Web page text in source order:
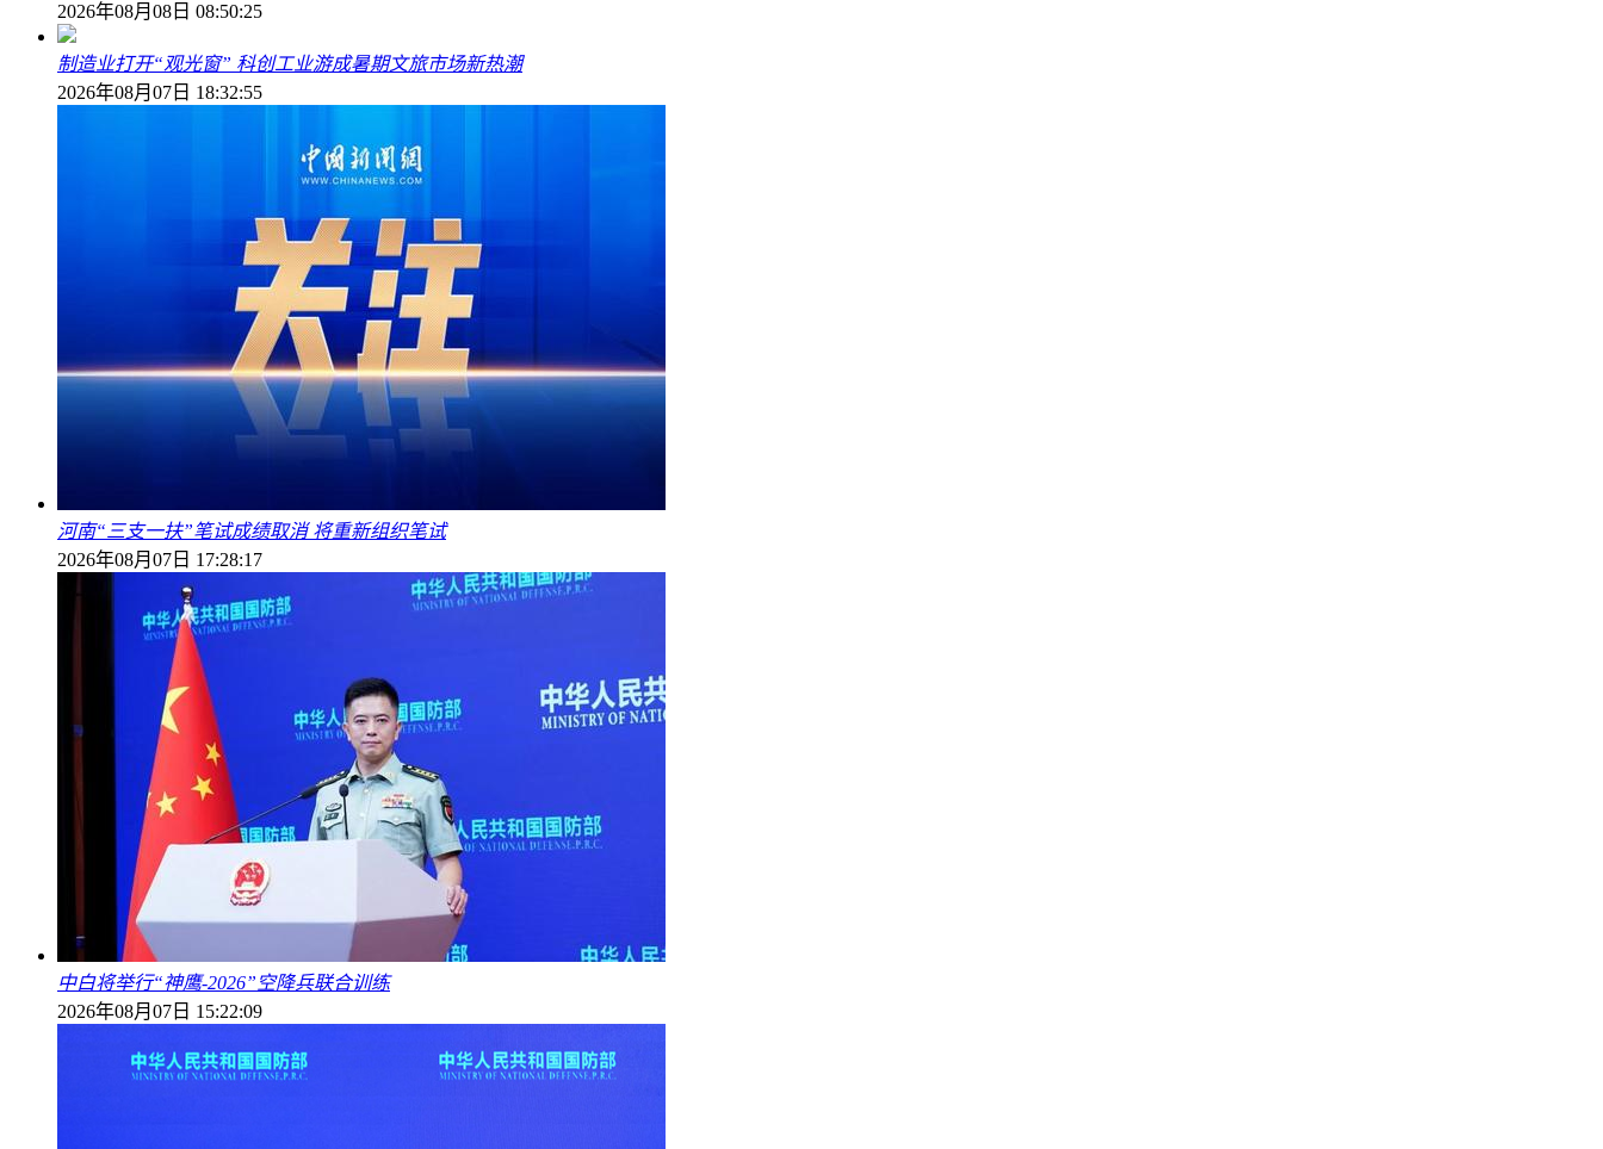
2026年08月08日 08:50:25
制造业打开“观光窗” 科创工业游成暑期文旅市场新热潮
2026年08月07日 18:32:55
河南“三支一扶”笔试成绩取消 将重新组织笔试
2026年08月07日 17:28:17
中白将举行“神鹰-2026”空降兵联合训练
2026年08月07日 15:22:09